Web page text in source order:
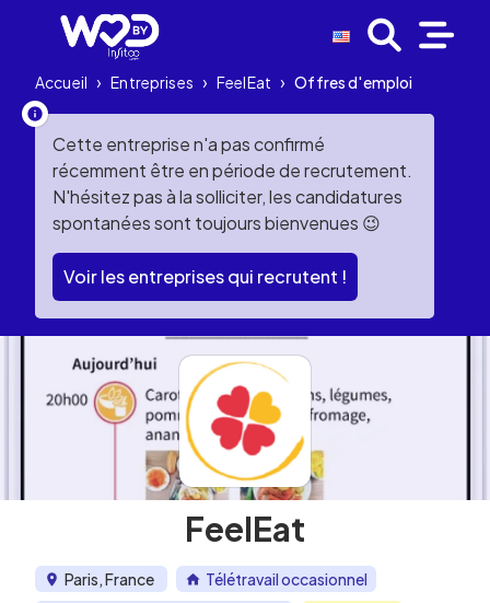
Accueil › Entreprises › FeelEat › Offres d'emploi
Cette entreprise n'a pas confirmé
récemment être en période de recrutement.
N'hésitez pas à la solliciter, les candidatures
spontanées sont toujours bienvenues 😉
Voir les entreprises qui recrutent !
FeelEat
Paris, France
Télétravail occasionnel